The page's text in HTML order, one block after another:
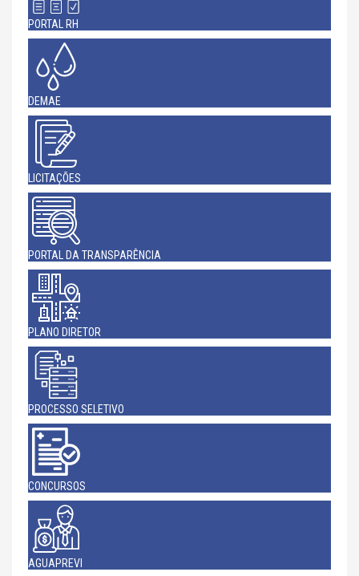
PORTAL RH
DEMAE
LICITAÇÕES
PORTAL DA TRANSPARÊNCIA
PLANO DIRETOR
PROCESSO SELETIVO
CONCURSOS
AGUAPREVI